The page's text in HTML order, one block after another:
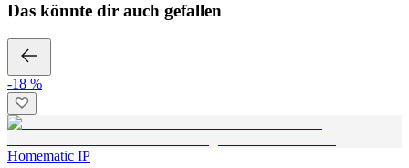
Das könnte dir auch gefallen
-18 %
Homematic IP